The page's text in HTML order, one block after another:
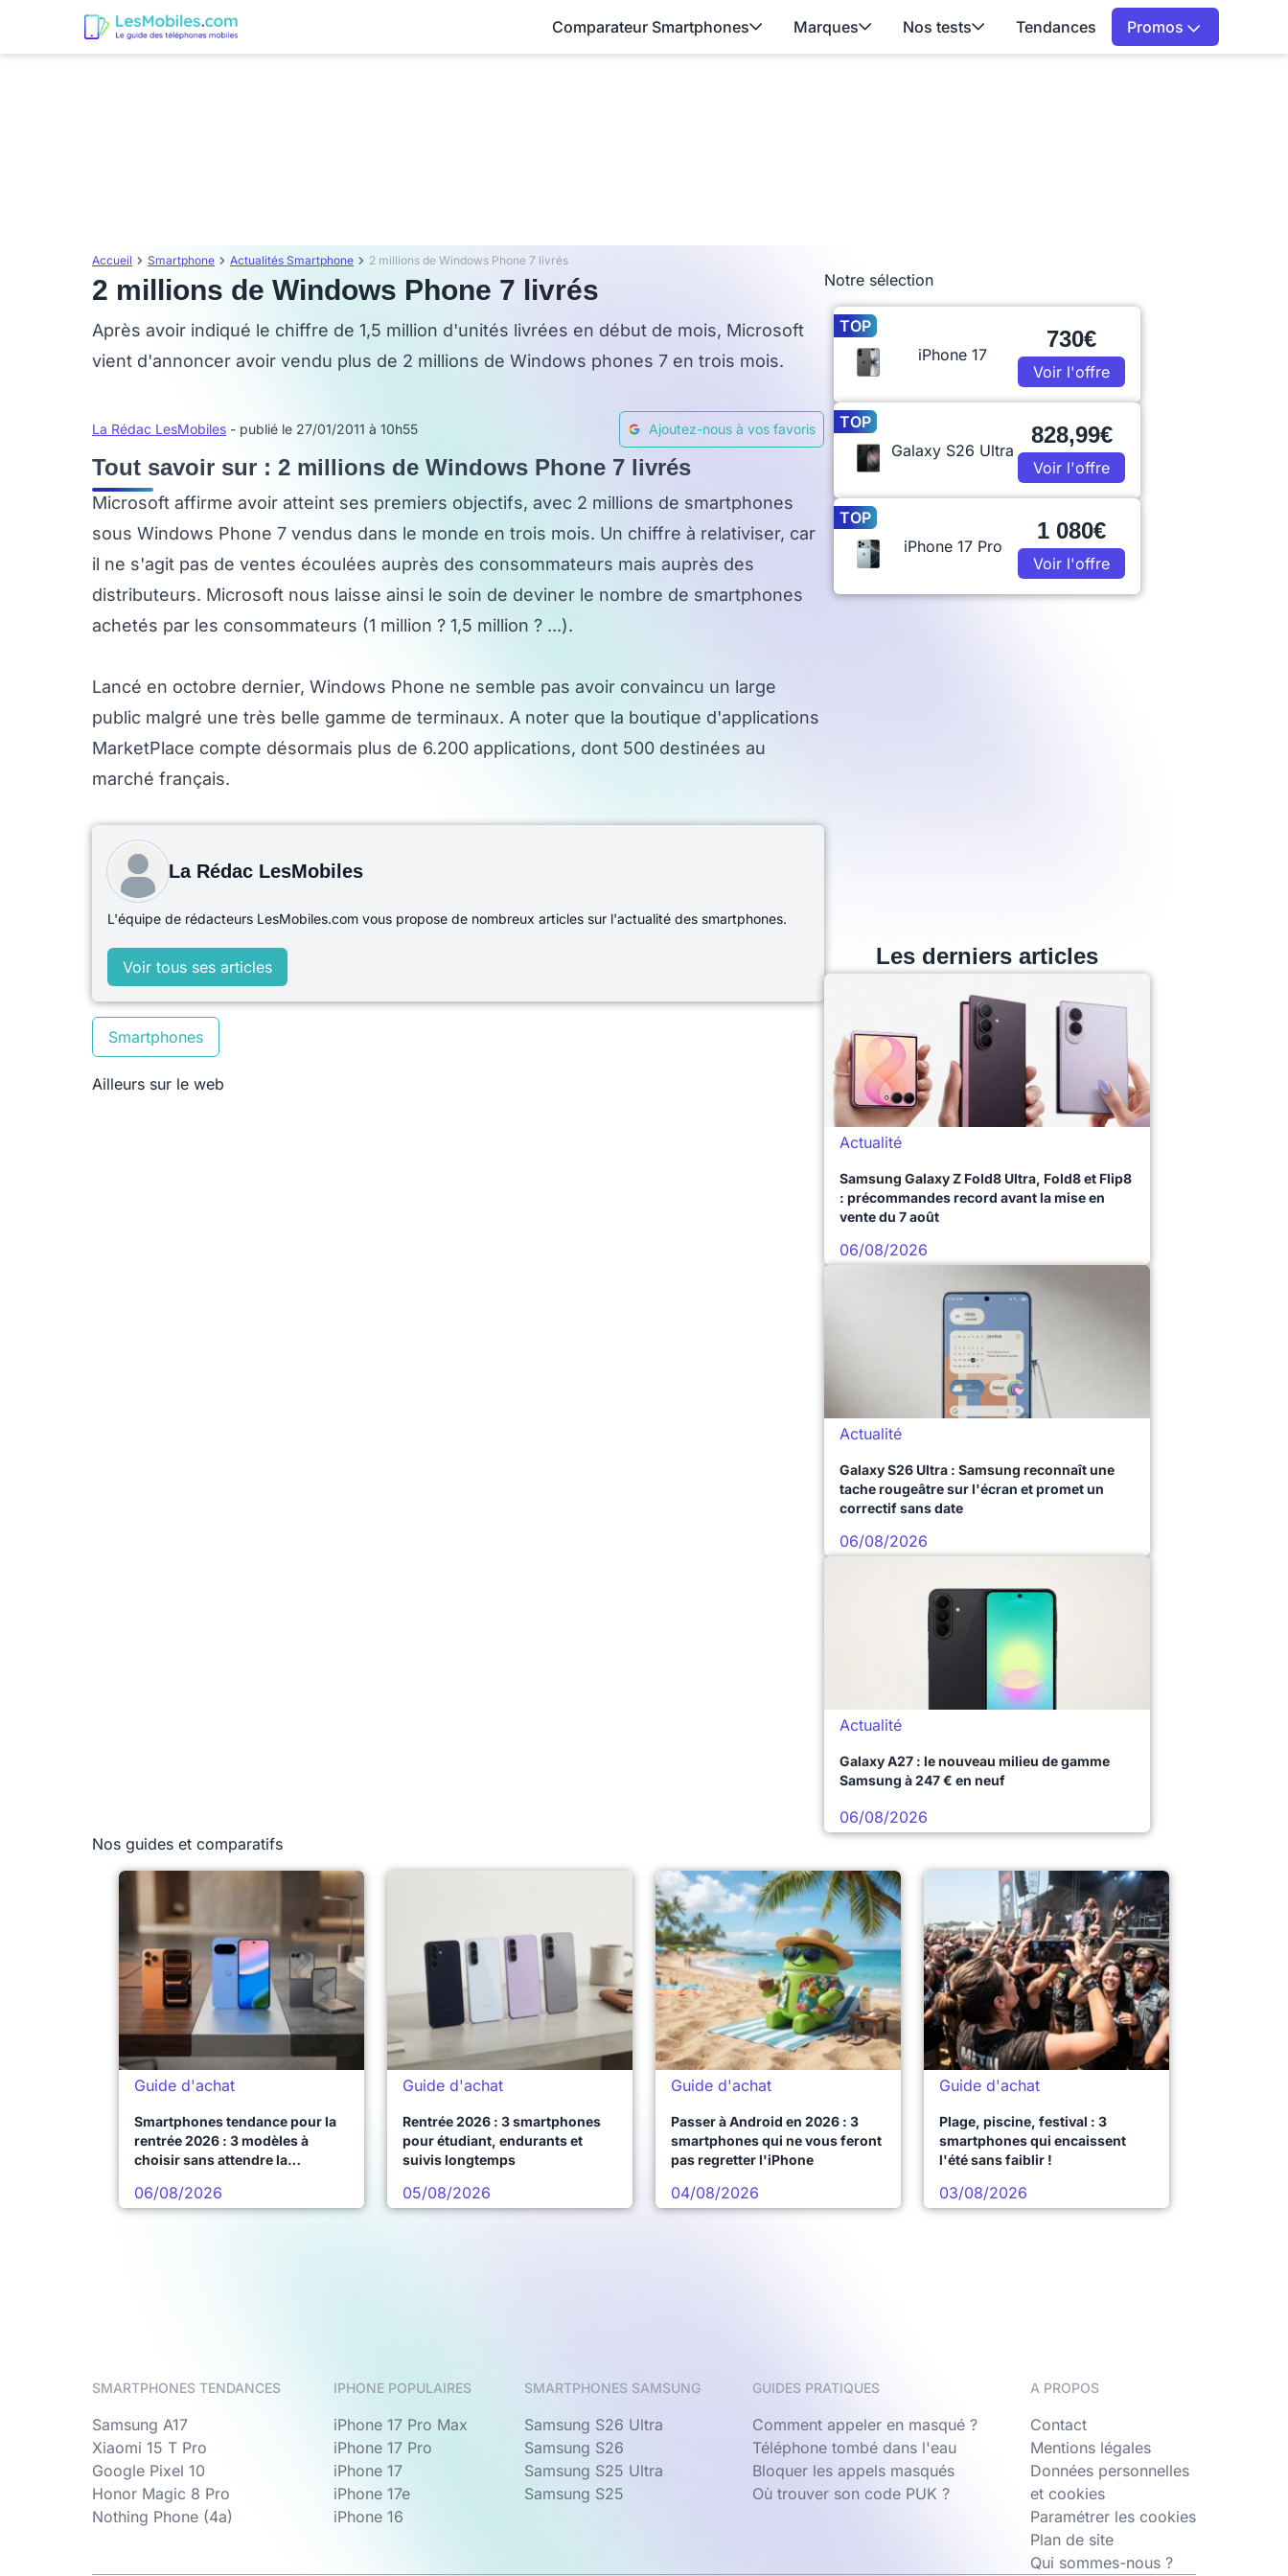
Comparateur Smartphones Marques Nos tests Tendances Promos
Accueil Smartphone Actualités Smartphone 2 millions de Windows Phone 7 livrés
2 millions de Windows Phone 7 livrés
Après avoir indiqué le chiffre de 1,5 million d'unités livrées en début de mois, Microsoft
vient d'annoncer avoir vendu plus de 2 millions de Windows phones 7 en trois mois.
La Rédac LesMobiles - publié le 27/01/2011 à 10h55 Ajoutez-nous à vos favoris
Tout savoir sur : 2 millions de Windows Phone 7 livrés
Microsoft affirme avoir atteint ses premiers objectifs, avec 2 millions de smartphones
sous Windows Phone 7 vendus dans le monde en trois mois. Un chiffre à relativiser, car
il ne s'agit pas de ventes écoulées auprès des consommateurs mais auprès des
distributeurs. Microsoft nous laisse ainsi le soin de deviner le nombre de smartphones
achetés par les consommateurs (1 million ? 1,5 million ? ...).
Lancé en octobre dernier, Windows Phone ne semble pas avoir convaincu un large
public malgré une très belle gamme de terminaux. A noter que la boutique d'applications
MarketPlace compte désormais plus de 6.200 applications, dont 500 destinées au
marché français.
La Rédac LesMobiles
L'équipe de rédacteurs LesMobiles.com vous propose de nombreux articles sur l'actualité des smartphones.
Voir tous ses articles
Smartphones
Ailleurs sur le web
Notre sélection
TOP
iPhone 17
730€
Voir l'offre
TOP
Galaxy S26 Ultra
828,99€
Voir l'offre
TOP
iPhone 17 Pro
1 080€
Voir l'offre
Les derniers articles
Actualité
Samsung Galaxy Z Fold8 Ultra, Fold8 et Flip8
: précommandes record avant la mise en
vente du 7 août
06/08/2026
Actualité
Galaxy S26 Ultra : Samsung reconnaît une
tache rougeâtre sur l'écran et promet un
correctif sans date
06/08/2026
Actualité
Galaxy A27 : le nouveau milieu de gamme
Samsung à 247 € en neuf
06/08/2026
Nos guides et comparatifs
Guide d'achat
Smartphones tendance pour la
rentrée 2026 : 3 modèles à
choisir sans attendre la
06/08/2026
Guide d'achat
Rentrée 2026 : 3 smartphones
pour étudiant, endurants et
suivis longtemps
05/08/2026
Guide d'achat
Passer à Android en 2026 : 3
smartphones qui ne vous feront
pas regretter l'iPhone
04/08/2026
Guide d'achat
Plage, piscine, festival : 3
smartphones qui encaissent
l'été sans faiblir !
03/08/2026
SMARTPHONES TENDANCES
Samsung A17
Xiaomi 15 T Pro
Google Pixel 10
Honor Magic 8 Pro
Nothing Phone (4a)
IPHONE POPULAIRES
iPhone 17 Pro Max
iPhone 17 Pro
iPhone 17
iPhone 17e
iPhone 16
SMARTPHONES SAMSUNG
Samsung S26 Ultra
Samsung S26
Samsung S25 Ultra
Samsung S25
GUIDES PRATIQUES
Comment appeler en masqué ?
Téléphone tombé dans l'eau
Bloquer les appels masqués
Où trouver son code PUK ?
A PROPOS
Contact
Mentions légales
Données personnelles
et cookies
Paramétrer les cookies
Plan de site
Qui sommes-nous ?